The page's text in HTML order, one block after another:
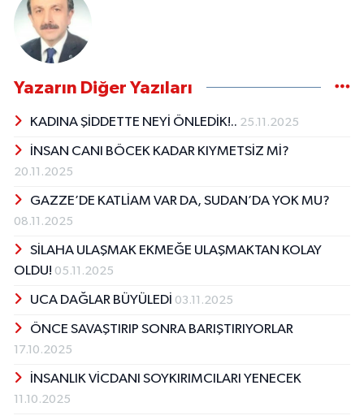
Yazarın Diğer Yazıları
KADINA ŞİDDETTE NEYİ ÖNLEDİK!.. 25.11.2025
İNSAN CANI BÖCEK KADAR KIYMETSİZ Mİ?
20.11.2025
GAZZE’DE KATLİAM VAR DA, SUDAN’DA YOK MU?
08.11.2025
SİLAHA ULAŞMAK EKMEĞE ULAŞMAKTAN KOLAY
OLDU! 05.11.2025
UCA DAĞLAR BÜYÜLEDİ 03.11.2025
ÖNCE SAVAŞTIRIP SONRA BARIŞTIRIYORLAR
17.10.2025
İNSANLIK VİCDANI SOYKIRIMCILARI YENECEK
11.10.2025